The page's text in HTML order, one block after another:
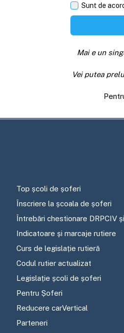
Sunt de
Mai e un
Vei putea
Top școli de șoferi
Înscriere la școala de șoferi
Întrebări chestionare DRPCIV
Indicatoare și marcaje rutiere
Curs de legislație rutieră
Codul rutier actualizat
Legislație școli de șoferi
Pentru Șoferi
Reducere carVertical
Parteneri